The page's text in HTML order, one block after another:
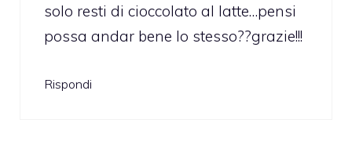
solo resti di cioccolato al latte…pensi
possa andar bene lo stesso??grazie!!!
Rispondi